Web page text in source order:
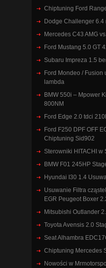
Chiptuning Ford
Dodge Challenger 6.4
Mercedes C43 AMG
Ford Mustang 5.0 GT
Subaru Impreza 1.5
Ford Mondeo /
lambda
BMW 550i – Mpower
800NM
Ford Edge 2.0 tdci
Ford F250 DPF OFF
Chiptuning Sid902
Sterowniki HITACHI w
BMW F01 245HP
Hyundai I30 1.4
Usuwanie Filtra
EGR Peugeot Boxer
Mitsubishi Outlander
Toyota Avensis 2.0
Seat Alhambra
Chiptuning Mercedes
Nowości w